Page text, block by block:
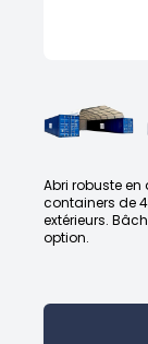
Abri robuste
containers de
extérieurs.
option.